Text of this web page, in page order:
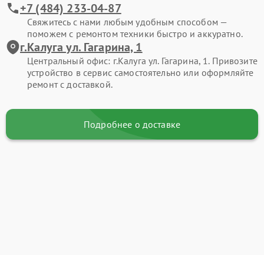
+7 (484) 233-04-87
Свяжитесь с нами любым удобным способом —
поможем с ремонтом техники быстро и аккуратно.
г.Калуга ул. Гагарина, 1
Центральный офис: г.Калуга ул. Гагарина, 1. Привозите
устройство в сервис самостоятельно или оформляйте
ремонт с доставкой.
Подробнее о доставке